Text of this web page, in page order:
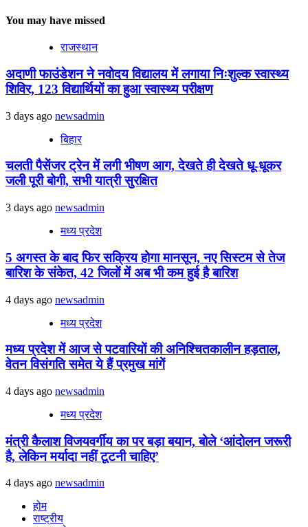
You may have missed
राजस्थान
अदाणी फाउंडेशन ने नवोदय विद्यालय में लगाया निःशुल्क स्वास्थ्य
शिविर, 123 विद्यार्थियों का हुआ स्वास्थ्य परीक्षण
3 days ago newsadmin
बिहार
चलती पैसेंजर ट्रेन में लगी भीषण आग, देखते ही देखते धू-धूकर
जली पूरी बोगी, सभी यात्री सुरक्षित
3 days ago newsadmin
मध्य प्रदेश
5 अगस्त के बाद फिर सक्रिय होगा मानसून, नए सिस्टम से तेज
बारिश के संकेत, 42 जिलों में अब भी कम हुई है बारिश
4 days ago newsadmin
मध्य प्रदेश
मध्य प्रदेश में आज से पटवारियों की अनिश्चितकालीन हड़ताल,
वेतन विसंगति समेत ये हैं प्रमुख मांगें
4 days ago newsadmin
मध्य प्रदेश
मंत्री कैलाश विजयवर्गीय का पर बड़ा बयान, बोले ‘आंदोलन जरूरी
है, लेकिन मर्यादा नहीं टूटनी चाहिए’
4 days ago newsadmin
होम
राष्ट्रीय